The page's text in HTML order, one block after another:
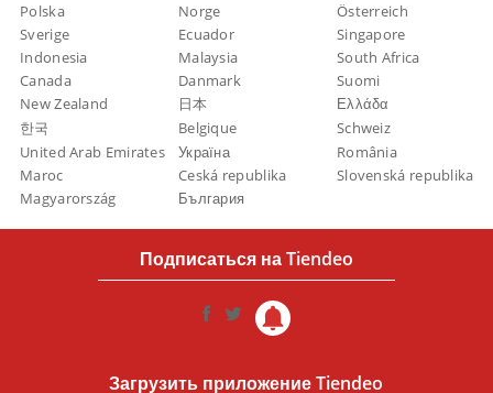
Polska Norge
Österreich
Sverige
Ecuador
Singapore
Indonesia
Malaysia
South Africa
Canada
Danmark
Suomi
New Zealand
日本
Ελλάδα
한국
Belgique
Schweiz
United Arab Emirates
Україна
România
Maroc
Ceská republika
Slovenská republika
Magyarország
България
Подписаться на Tiendeo
Загрузить приложение Tiendeo